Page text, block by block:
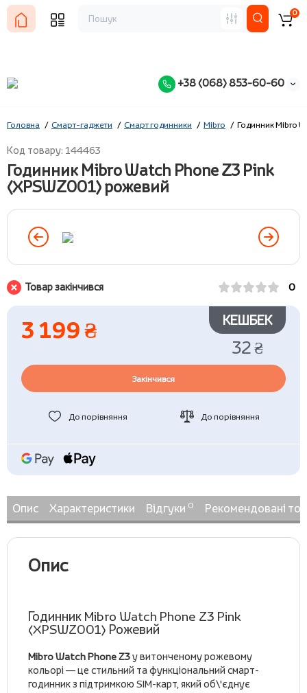
+38 (068) 853-60-60
0
Головна Смарт-гаджети Смарт годинники Mibro Годинник Mibro
Код товару: 144463
Годинник Mibro Watch Phone Z3 Pink
(XPSWZ001) рожевий
Товар закінчився 0
3 199 ₴ КЕШБЕК
32 ₴
Закінчився
До порівняння До порівняння
Опис Характеристики Відгуки 0 Рекомендовані
Опис
Годинник Mibro Watch Phone Z3 Pink
(XPSWZ001) Рожевий
Mibro Watch Phone Z3у витонченому рожевому
кольорі — це стильний та функціональний смарт-
годинник з підтримкою SIM-карт, який об\'єднує